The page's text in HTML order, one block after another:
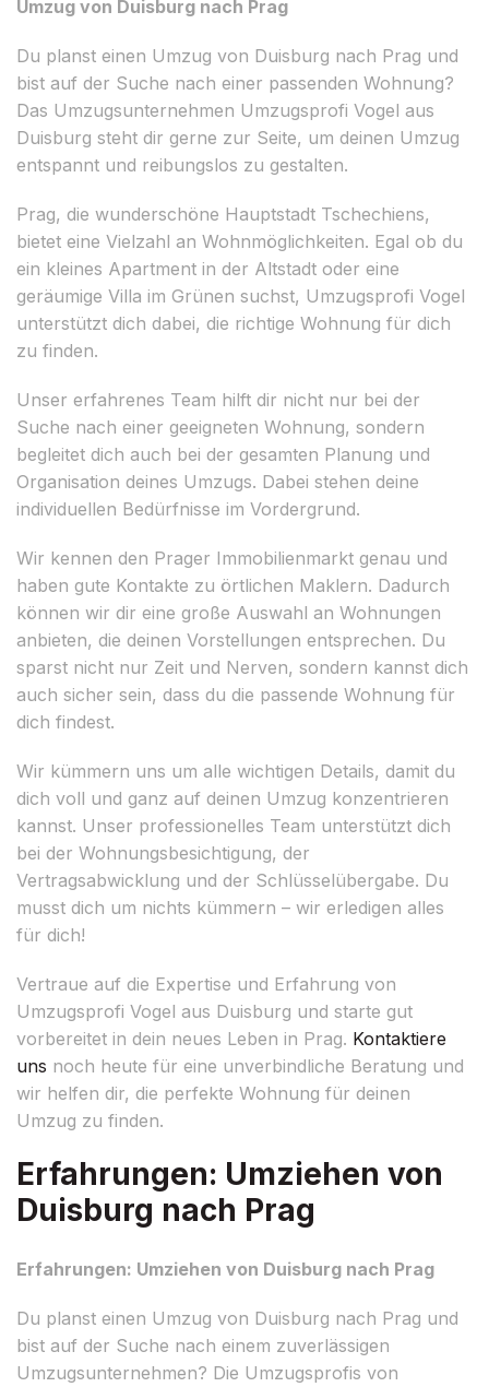
Umzug von Duisburg nach Prag
Du planst einen Umzug von Duisburg nach Prag und
bist auf der Suche nach einer passenden Wohnung?
Das Umzugsunternehmen Umzugsprofi Vogel aus
Duisburg steht dir gerne zur Seite, um deinen Umzug
entspannt und reibungslos zu gestalten.
Prag, die wunderschöne Hauptstadt Tschechiens,
bietet eine Vielzahl an Wohnmöglichkeiten. Egal ob du
ein kleines Apartment in der Altstadt oder eine
geräumige Villa im Grünen suchst, Umzugsprofi Vogel
unterstützt dich dabei, die richtige Wohnung für dich
zu finden.
Unser erfahrenes Team hilft dir nicht nur bei der
Suche nach einer geeigneten Wohnung, sondern
begleitet dich auch bei der gesamten Planung und
Organisation deines Umzugs. Dabei stehen deine
individuellen Bedürfnisse im Vordergrund.
Wir kennen den Prager Immobilienmarkt genau und
haben gute Kontakte zu örtlichen Maklern. Dadurch
können wir dir eine große Auswahl an Wohnungen
anbieten, die deinen Vorstellungen entsprechen. Du
sparst nicht nur Zeit und Nerven, sondern kannst dich
auch sicher sein, dass du die passende Wohnung für
dich findest.
Wir kümmern uns um alle wichtigen Details, damit du
dich voll und ganz auf deinen Umzug konzentrieren
kannst. Unser professionelles Team unterstützt dich
bei der Wohnungsbesichtigung, der
Vertragsabwicklung und der Schlüsselübergabe. Du
musst dich um nichts kümmern – wir erledigen alles
für dich!
Vertraue auf die Expertise und Erfahrung von
Umzugsprofi Vogel aus Duisburg und starte gut
vorbereitet in dein neues Leben in Prag. Kontaktiere
uns noch heute für eine unverbindliche Beratung und
wir helfen dir, die perfekte Wohnung für deinen
Umzug zu finden.
Erfahrungen: Umziehen von
Duisburg nach Prag
Erfahrungen: Umziehen von Duisburg nach Prag
Du planst einen Umzug von Duisburg nach Prag und
bist auf der Suche nach einem zuverlässigen
Umzugsunternehmen? Die Umzugsprofis von